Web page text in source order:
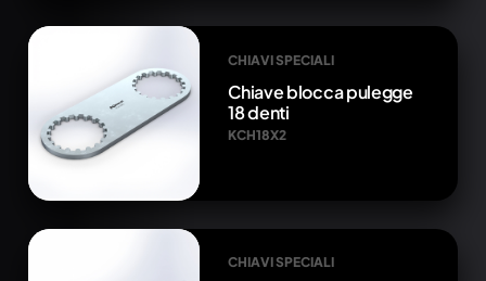
CHIAVI SPECIALI
Chiave blocca pulegge
18 denti
KCH18X2
CHIAVI SPECIALI